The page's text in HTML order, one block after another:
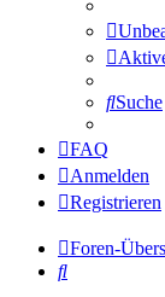
Suche
FAQ
Anmelden
Registrieren
Foren-
Suche